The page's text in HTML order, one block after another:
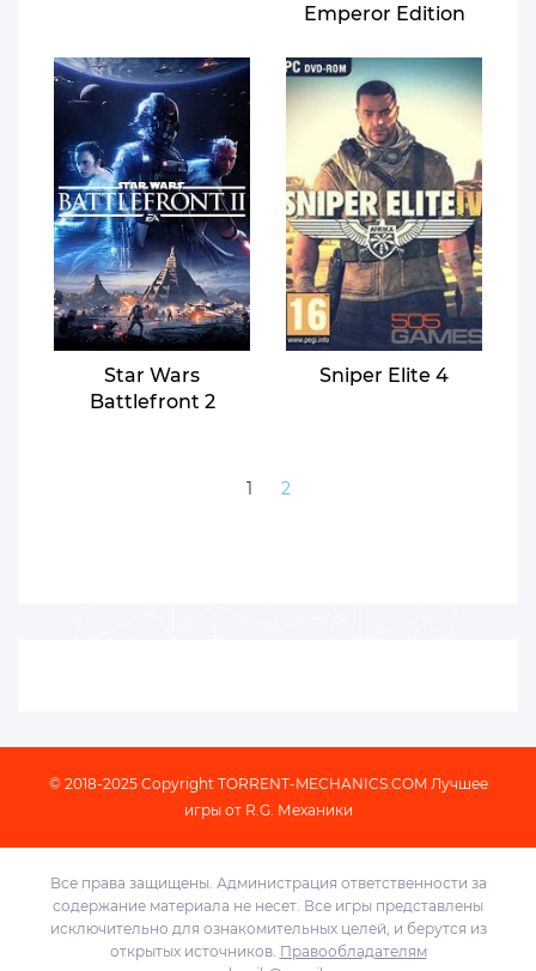
Emperor Edition
Star Wars
Battlefront 2
Sniper Elite 4
1 2
© 2018-2025 Copyright TORRENT-MECHANICS.COM Лучшее
игры от R.G. Механики
Все права защищены. Администрация ответственности за
содержание материала не несет. Все игры представлены
исключительно для ознакомительных целей, и берутся из
открытых источников. Правообладателям